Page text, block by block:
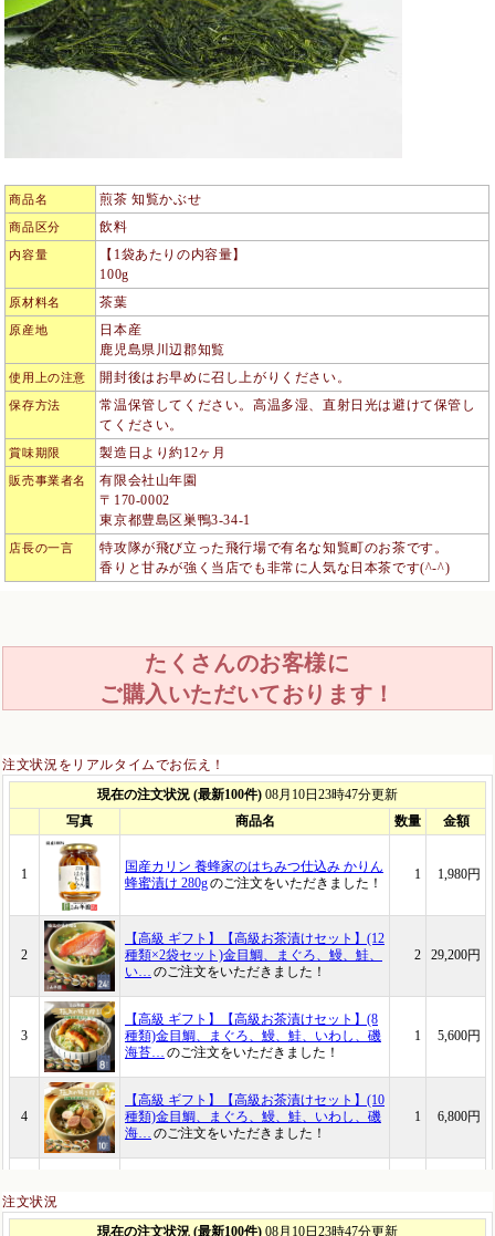
商品名 煎茶 知覧かぶせ
商品区分 飲料
内容量
【1袋あたりの内容量】
100g
原材料名 茶葉
原産地
日本産
鹿児島県川辺郡知覧
使用上の注意 開封後はお早めに召し上がりください。
保存方法
常温保管してください。高温多湿、直射日光は避けて保管し
てください。
賞味期限 製造日より約12ヶ月
販売事業者名
有限会社山年園
〒170-0002
東京都豊島区巣鴨3-34-1
店長の一言
特攻隊が飛び立った飛行場で有名な知覧町のお茶です。
香りと甘みが強く当店でも非常に人気な日本茶です(^-^)
たくさんのお客様に
ご購入いただいております！
注文状況をリアルタイムでお伝え！
注文状況